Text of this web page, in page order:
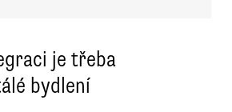
je třeba
bydlení